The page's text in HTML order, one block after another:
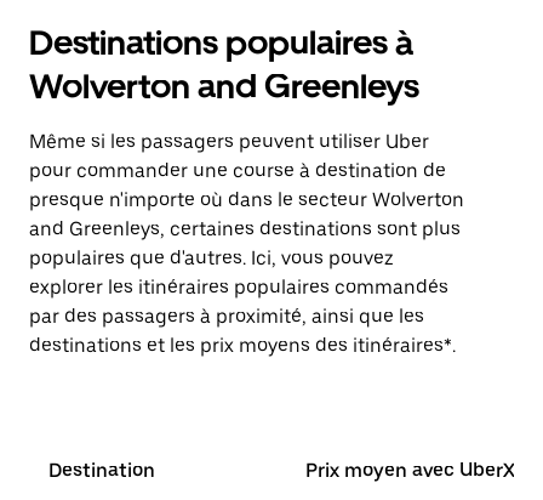
Destinations populaires à
Wolverton and Greenleys
Même si les passagers peuvent utiliser Uber
pour commander une course à destination de
presque n'importe où dans le secteur Wolverton
and Greenleys, certaines destinations sont plus
populaires que d'autres. Ici, vous pouvez
explorer les itinéraires populaires commandés
par des passagers à proximité, ainsi que les
destinations et les prix moyens des itinéraires*.
Destination Prix moyen avec UberX*